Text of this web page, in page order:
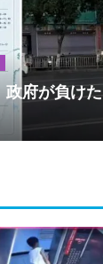
府が負けた